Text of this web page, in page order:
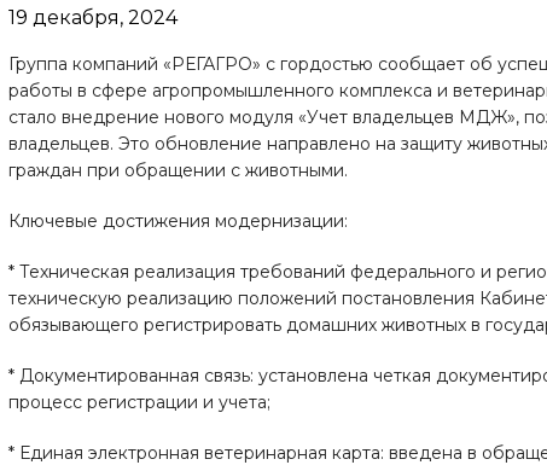
19 декабря, 2024
Группа компаний «РЕГАГРО» с гордостью сообщает об
работы в сфере агропромышленного комплекса и
стало внедрение нового модуля «Учет владельцев МДЖ»,
владельцев. Это обновление направлено на защиту
граждан при обращении с животными.
Ключевые достижения модернизации:
* Техническая реализация требований федерального и
техническую реализацию положений постановления
обязывающего регистрировать домашних животных в
* Документированная связь: установлена четкая
процесс регистрации и учета;
* Единая электронная ветеринарная карта: введена в